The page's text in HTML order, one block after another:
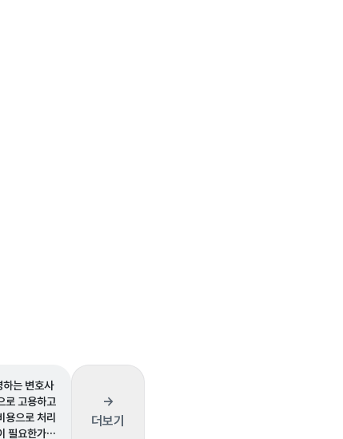
는 변호사
로 고용하고
용으로 처리
필요한가
→
더보기